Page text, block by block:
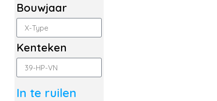
Bouwjaar
Kenteken
In te ruilen